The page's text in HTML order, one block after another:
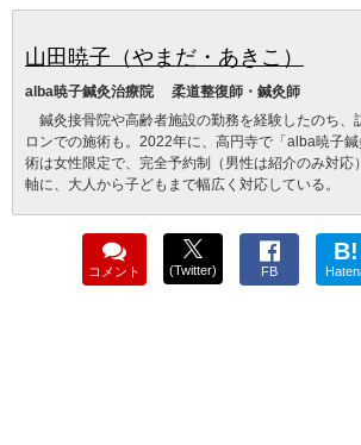
山田暁子（やまだ・あきこ）
alba暁子鍼灸治療院 柔道整復師・鍼灸師
鍼灸接骨院や高齢者施設の勤務を経験したのち、
ロンでの施術も。2022年に、高円寺で「alba暁子
術は女性限定で、完全予約制（男性は紹介のみ対応
軸に、大人から子どもまで幅広く対応している。
コメント (Twitter) FB
B!